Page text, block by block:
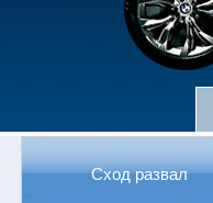
Сход развал